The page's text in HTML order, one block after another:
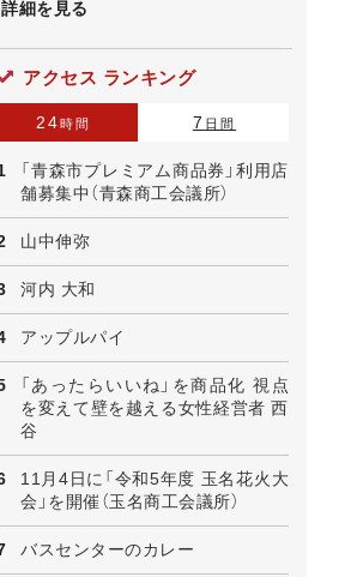
詳細を見る
アクセス ランキング
24時間 7 日間
「青森市プレミアム商品券」利用店
舗募集中（青森商工会議所）
山中伸弥
河内 大和
アップルパイ
「あったらいいね」を商品化 視点
を変えて壁を越える女性経営者 西
谷
11月4日に「令和5年度 玉名花火大
会」を開催（玉名商工会議所）
バスセンターのカレー